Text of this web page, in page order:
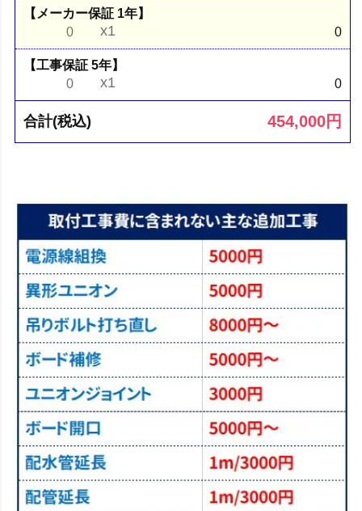
【メーカー保証 1年】
0
x1 0
【工事保証 5年】
0
x1 0
合計(税込) 454,000円